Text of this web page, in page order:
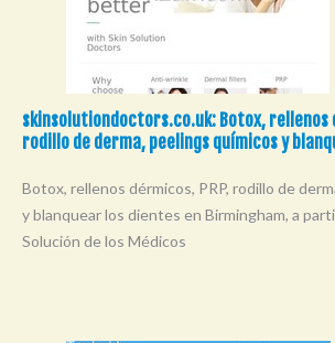
skinsolutiondoctors.co.uk: Botox, rellenos
rodillo de derma, peelings químicos y
Botox, rellenos dérmicos, PRP, rodillo de
y blanquear los dientes en Birmingham, a
Solución de los Médicos